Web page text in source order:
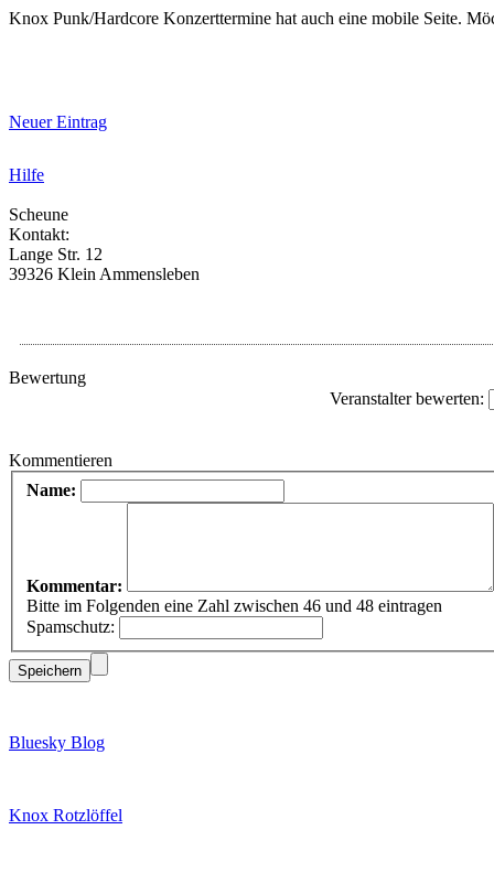
Knox Punk/Hardcore Konzerttermine hat auch eine mobile Seite.
Neuer Eintrag
Hilfe
Scheune
Kontakt:
Lange Str. 12
39326 Klein Ammensleben
Bewertung
Veranstalter bewerten:
Kommentieren
Name:
Kommentar:
Bitte im Folgenden eine Zahl zwischen 46 und 48 eintragen
Spamschutz:
Bluesky Blog
Knox Rotzlöffel